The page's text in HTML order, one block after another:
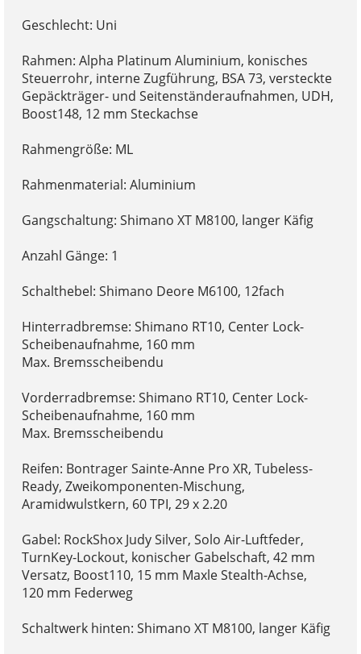
Geschlecht: Uni
Rahmen: Alpha Platinum Aluminium, konisches
Steuerrohr, interne Zugführung, BSA 73, versteckte
Gepäckträger- und Seitenständeraufnahmen, UDH,
Boost148, 12 mm Steckachse
Rahmengröße: ML
Rahmenmaterial: Aluminium
Gangschaltung: Shimano XT M8100, langer Käfig
Anzahl Gänge: 1
Schalthebel: Shimano Deore M6100, 12fach
Hinterradbremse: Shimano RT10, Center Lock-
Scheibenaufnahme, 160 mm
Max. Bremsscheibendu
Vorderradbremse: Shimano RT10, Center Lock-
Scheibenaufnahme, 160 mm
Max. Bremsscheibendu
Reifen: Bontrager Sainte-Anne Pro XR, Tubeless-
Ready, Zweikomponenten-Mischung,
Aramidwulstkern, 60 TPI, 29 x 2.20
Gabel: RockShox Judy Silver, Solo Air-Luftfeder,
TurnKey-Lockout, konischer Gabelschaft, 42 mm
Versatz, Boost110, 15 mm Maxle Stealth-Achse,
120 mm Federweg
Schaltwerk hinten: Shimano XT M8100, langer Käfig